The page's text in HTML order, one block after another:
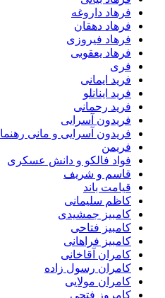
فرهاد داروغه
فرهاد دهقان
فرهاد فیروزی
فرهاد یعقوبی
فری
فرید ایمانی
فرید اینانلو
فرید رحمانی
فریدون آسرایی
فریدون آسرایی و مانی رهنما
فریمن
فواد فالکو و دانش عسکری
قاسم و شریف
قیامت باند
کاظم سلیمانی
کامبیز جمشیدی
کامبیز فتاحی
کامبیز فراهانی
کامران آقاخانی
کامران رسول زاده
کامران مولایی
کامروز فتحی